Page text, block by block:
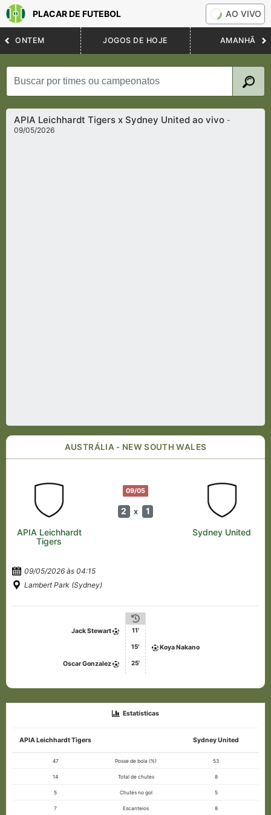
PLACAR DE FUTEBOL AO VIVO
ONTEM JOGOS DE HOJE AMANHÃ
APIA Leichhardt Tigers x Sydney United ao vivo-
09/05/2026
AUSTRÁLIA - NEW SOUTH WALES
09/05
2 x 1
APIA Leichhardt
Tigers
Sydney United
09/05/2026 às 04:15
Lambert Park (Sydney)
Jack Stewart 11'
15' Koya Nakano
Oscar Gonzalez 25'
Estatísticas
APIA Leichhardt Tigers Sydney United
47 Posse de bola (%) 53
14 Total de chutes 8
5 Chutes no gol 5
7 Escanteios 8